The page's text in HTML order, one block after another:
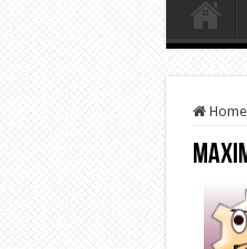
Home